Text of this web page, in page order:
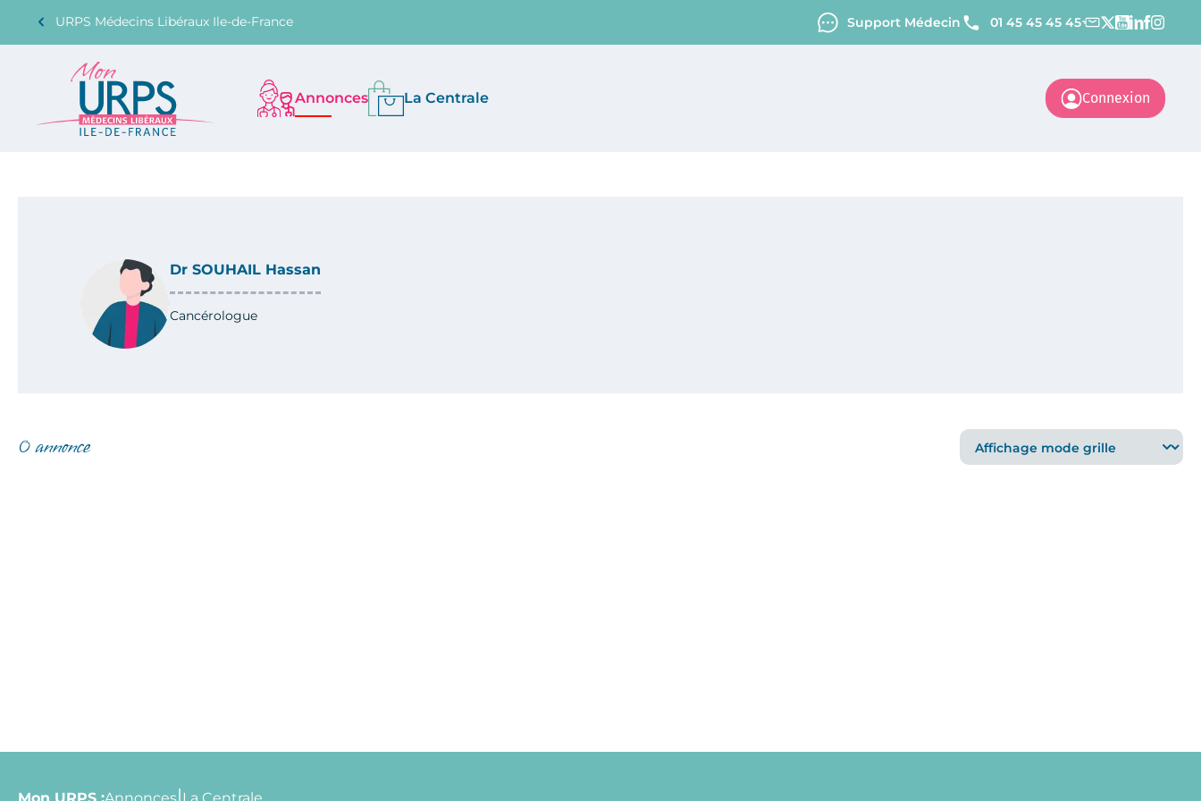
URPS Médecins Libéraux Ile-de-France Support Médecin 01 45 45 45 45
Annonces La Centrale Connexion
Dr SOUHAIL Hassan
Cancérologue
0 annonce